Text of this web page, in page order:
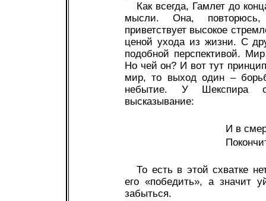
Как всегда, Гамлет до
мысли. Она,
приветствует высокое
ценой ухода из жизни. С
подобной перспективой.
Но чей он? И вот тут
мир, то выход один –
небытие. У Шекспира
высказывание:
И в
То есть в этой схватке
его «победить», а значит
забыться.